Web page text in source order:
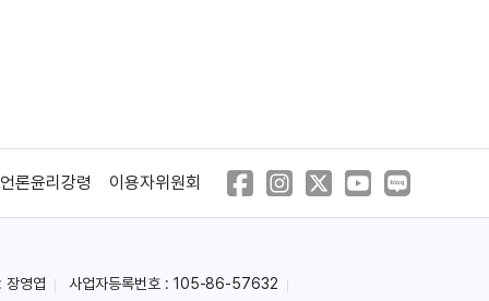
언론윤리강령 이용자위원회
장영엽
사업자등록번호 : 105-86-57632